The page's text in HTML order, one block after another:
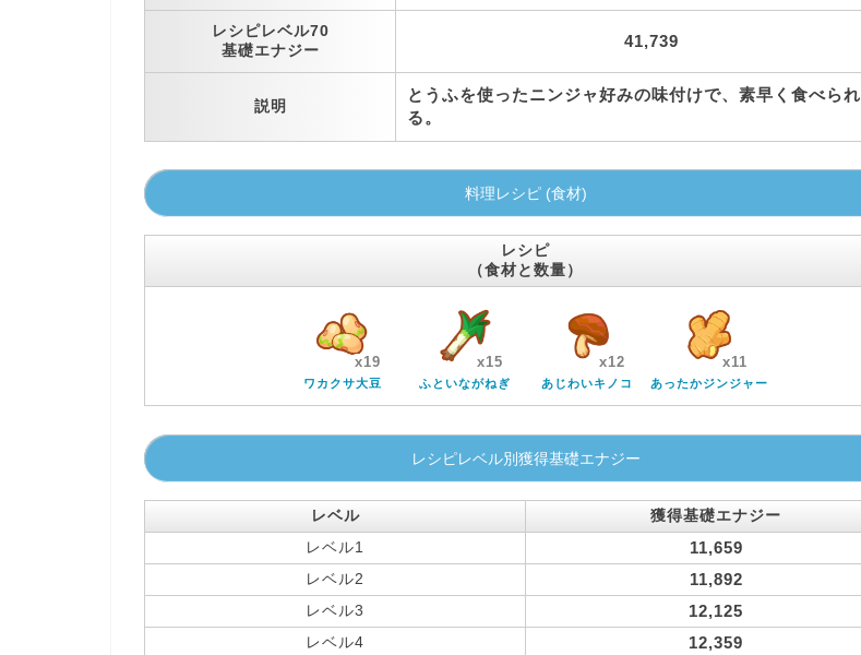
レシピレベル70
基礎エナジー
41,739
説明
とうふを使ったニンジャ好みの味付けで、素早く食べられ
る。
料理レシピ (食材)
レシピ
（食材と数量）
x19
ワカクサ大豆
x15
ふといながねぎ
x12
あじわいキノコ
x11
あったかジンジャー
レシピレベル別獲得基礎エナジー
レベル
獲得基礎エナジー
レベル1
11,659
レベル2 11,892
レベル3 12,125
レベル4 12,359